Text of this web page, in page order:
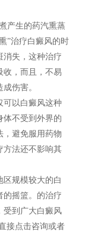
产生的药汽熏蒸
”治疗白癜风的时
消失，这种治疗
收，而且，不易
伤害。
以白癜风这种
体不受到外界的
，避免服用药物
方法还不影响其
区规模较大的白
的摇篮。的治疗
受到广大白癜风
接点击咨询或者